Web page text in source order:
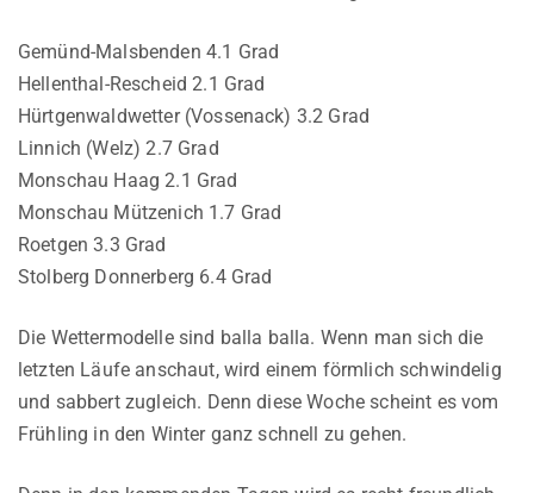
Gemünd-Malsbenden 4.1 Grad
Hellenthal-Rescheid 2.1 Grad
Hürtgenwaldwetter (Vossenack) 3.2 Grad
Linnich (Welz) 2.7 Grad
Monschau Haag 2.1 Grad
Monschau Mützenich 1.7 Grad
Roetgen 3.3 Grad
Stolberg Donnerberg 6.4 Grad
Die Wettermodelle sind balla balla. Wenn man sich die
letzten Läufe anschaut, wird einem förmlich schwindelig
und sabbert zugleich. Denn diese Woche scheint es vom
Frühling in den Winter ganz schnell zu gehen.